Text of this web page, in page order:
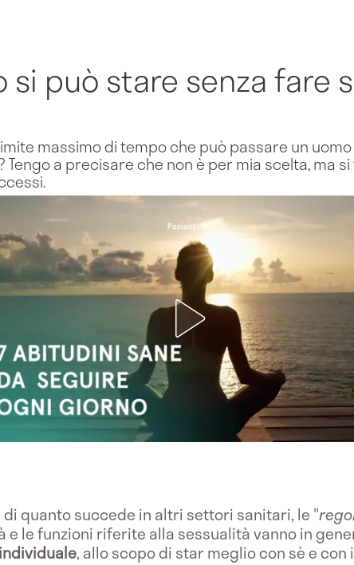
si può stare senza fare
massimo di tempo che può passare un
Tengo a precisare che non è per mia scelta, ma
di quanto succede in altri settori sanitari, le "
le funzioni riferite alla sessualità vanno in
, allo scopo di star meglio con sè e